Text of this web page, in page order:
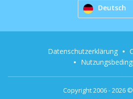
Deutsch
Copyright 2006 - 2026
Datenschutzerklärung